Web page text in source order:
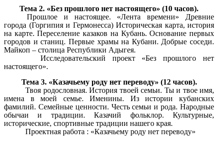
Тема 2. «Без прошлого нет настоящего» (10 часов).
Прошлое и настоящее. «Лента времени» Древние
города (Горгипия и Гермонесса) Историческая карта, история
на карте. Переселение казаков на Кубань. Основание первых
городов и станиц. Первые храмы на Кубани. Добрые соседи.
Майкоп – столица Республики Адыгея.
Исследовательский проект «Без прошлого нет
настоящего».
Тема 3. «Казачьему роду нет переводу» (12 часов).
Твоя родословная. История твоей семьи. Ты и твое имя,
имена в моей семье. Именины. Из истории кубанских
фамилий. Семейные ценности. Честь семьи и рода. Народные
обычаи и традиции. Казачий фольклор. Культурные,
исторические, спортивные традиции нашего края.
Проектная работа : «Казачьему роду нет переводу»